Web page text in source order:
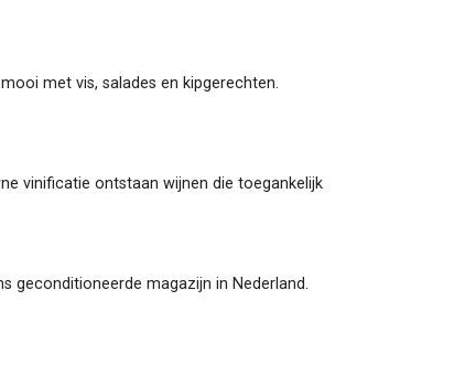
met vis, salades en kipgerechten.
vinificatie ontstaan wijnen die toegankelijk
geconditioneerde magazijn in Nederland.